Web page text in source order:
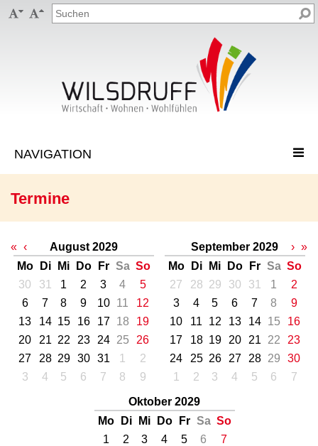
 
Termine
« ‹
August 2029
Mo
Di Mi Do Fr Sa So
30
31 1 2 3 4
5
6
7 8 9 10 11
12
13
14 15 16 17 18
19
20
21 22 23 24 25
26
27
28 29 30 31 1
2
3
4 5 6 7 8 9
September 2029
Mo
Di Mi Do Fr Sa So
27
28 29 30 31 1
2
3
4 5 6 7 8
9
10
11 12 13 14 15
16
17
18 19 20 21 22
23
24
25 26 27 28 29
30
1
2 3 4 5 6 7
Oktober 2029
Mo
Di Mi Do Fr Sa So
1
2 3 4 5 6
7
› »